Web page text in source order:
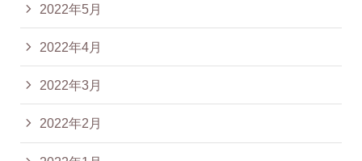
2022年5月
2022年4月
2022年3月
2022年2月